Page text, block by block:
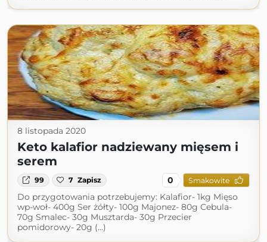
8 listopada 2020
Keto kalafior nadziewany mięsem i
serem
99 7 Zapisz 0 Smakowite
Do przygotowania potrzebujemy: Kalafior- 1kg Mięso
wp-woł- 400g Ser żółty- 100g Majonez- 80g Cebula-
70g Smalec- 30g Musztarda- 30g Przecier
pomidorowy- 20g (...)